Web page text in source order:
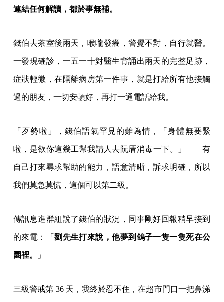
連結任何解讀，都於事無補。
錢伯去茶室後兩天，喉嚨發癢，警覺不對，自行就醫。
一發現確診，一五一十對醫生背誦出兩天的完整足跡，
症狀輕微，在隔離病房第一件事，就是打給所有他接觸
過的朋友，一切安頓好，再打一通電話給我。
「歹勢啦」，錢伯語氣罕見的難為情，「身體無要緊
啦，是欲你這幾工幫我請人去阮厝消毒一下。」——有
自己打來尋求幫助的能力，語意清晰，訴求明確，所以
我們莫急莫慌，這個可以第二級。
傳訊息進群組說了錢伯的狀況，同事剛好回報稍早接到
的來電：「劉先生打來說，他夢到鴿子一隻一隻死在公
園裡。 」
三級警戒第 36 天，我終於忍不住，在超市門口一把鼻涕